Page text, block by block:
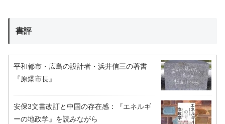
書評
平和都市・広島の設計者・浜井信三の著書
『原爆市長』
安保3文書改訂と中国の存在感：『エネルギ
ーの地政学』を読みながら